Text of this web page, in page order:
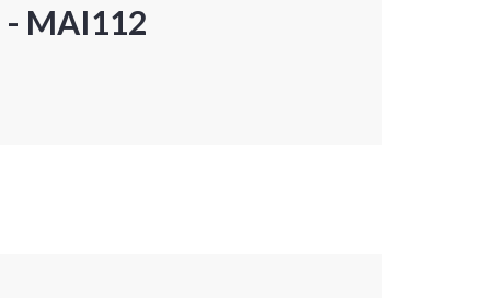
- MAI112